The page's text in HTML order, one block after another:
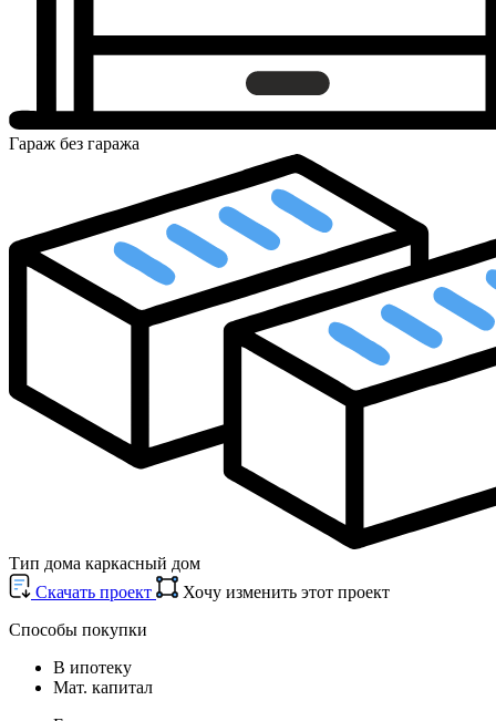
Гараж без гаража
Тип дома каркасный дом
Cкачать проект
Хочу изменить этот проект
Способы покупки
В ипотеку
Мат. капитал